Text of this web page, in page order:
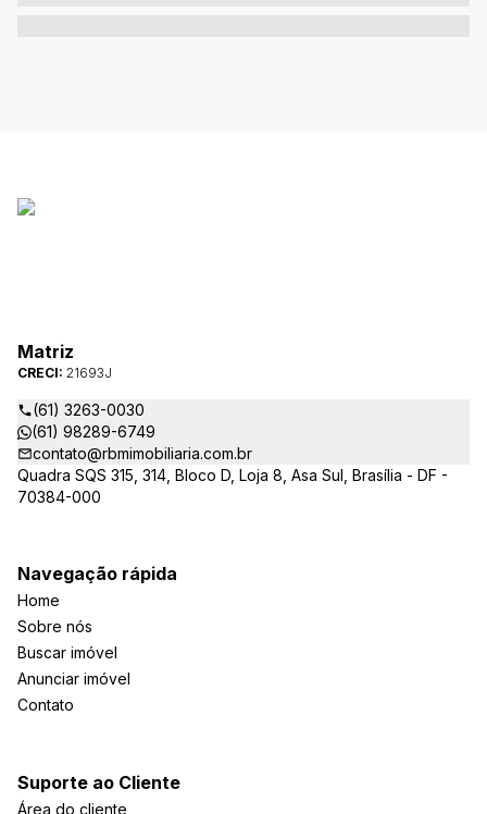
Matriz
CRECI: 21693J
(61) 3263-0030
(61) 98289-6749
contato@rbmimobiliaria.com.br
Quadra SQS 315, 314, Bloco D, Loja 8, Asa Sul, Brasília - DF -
70384-000
Navegação rápida
Home
Sobre nós
Buscar imóvel
Anunciar imóvel
Contato
Suporte ao Cliente
Área do cliente